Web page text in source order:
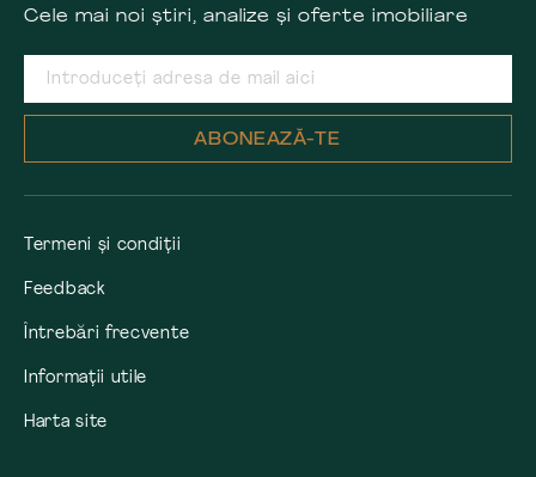
Cele mai noi știri, analize și oferte imobiliare
ABONEAZĂ-TE
Termeni și condiții
Feedback
Întrebări frecvente
Informații utile
Harta site